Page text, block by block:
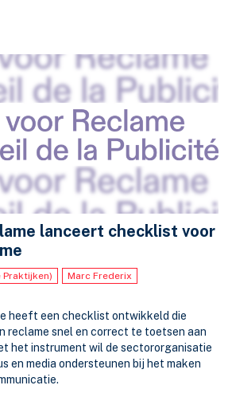
lanceert checklist voor
Praktijken)
Marc Frederix
heeft een checklist ontwikkeld die
reclame snel en correct te toetsen aan
het instrument wil de sectororganisatie
en media ondersteunen bij het maken